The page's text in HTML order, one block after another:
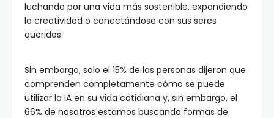
luchando por una vida más sostenible, expandiendo
la creatividad o conectándose con sus seres
queridos.
Sin embargo, solo el 15% de las personas dijeron que
comprenden completamente cómo se puede
utilizar la IA en su vida cotidiana y, sin embargo, el
66% de nosotros estamos buscando formas de